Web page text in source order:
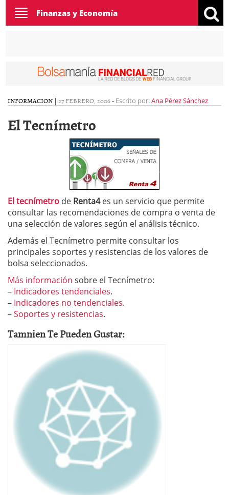
Toggle
navigation
Finanzas y Economía
INFORMACION | 27 FEBRERO, 2006- Escrito por:Ana Pérez Sánchez
El Tecnímetro
El tecnímetro de Renta4es un servicio que permite
consultar las recomendaciones de compra o venta de
una selección de valores según el análisis técnico.
Además el Tecnímetro permite consultar los
principales soportes y resistencias de los valores de
bolsa seleccionados.
Más información sobre el Tecnímetro:
– Indicadores tendenciales.
– Indicadores no tendenciales.
–Soportes y resistencias.
Tamnien Te Pueden Gustar: